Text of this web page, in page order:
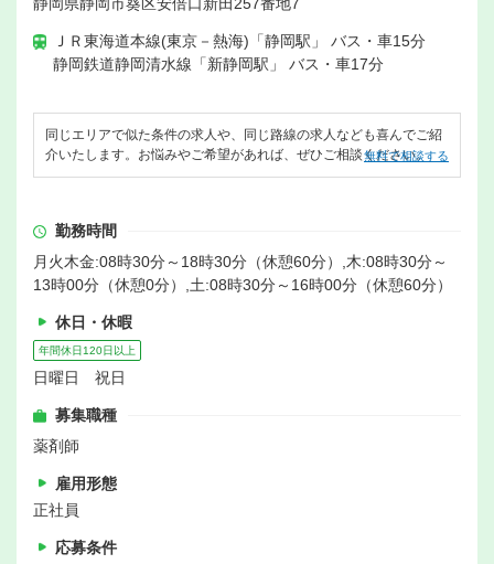
静岡県静岡市葵区安倍口新田257番地7
ＪＲ東海道本線(東京－熱海)「静岡駅」 バス・車15分
静岡鉄道静岡清水線「新静岡駅」 バス・車17分
同じエリアで似た条件の求人や、同じ路線の求人なども喜んでご紹
介いたします。お悩みやご希望があれば、ぜひご相談ください。
無料で相談する
勤務時間
月火木金:08時30分～18時30分（休憩60分）,木:08時30分～
13時00分（休憩0分）,土:08時30分～16時00分（休憩60分）
休日・休暇
年間休日120日以上
日曜日 祝日
募集職種
薬剤師
雇用形態
正社員
応募条件